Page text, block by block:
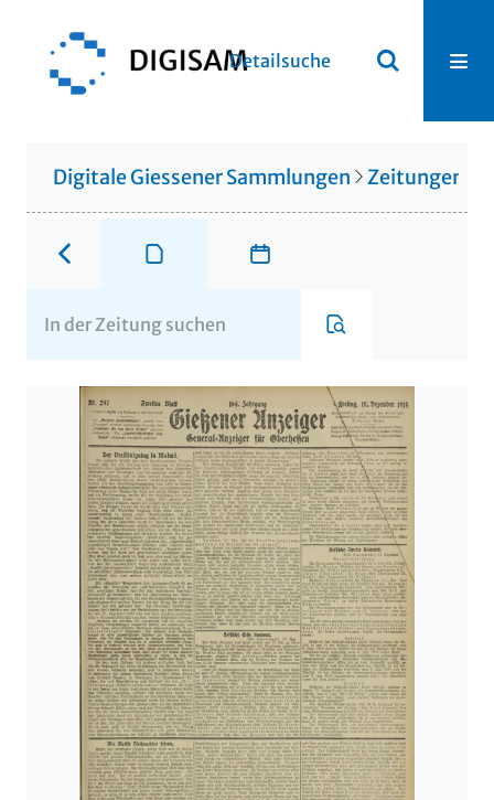
Detailsuche
Digitale Giessener Sammlungen Zeitungen